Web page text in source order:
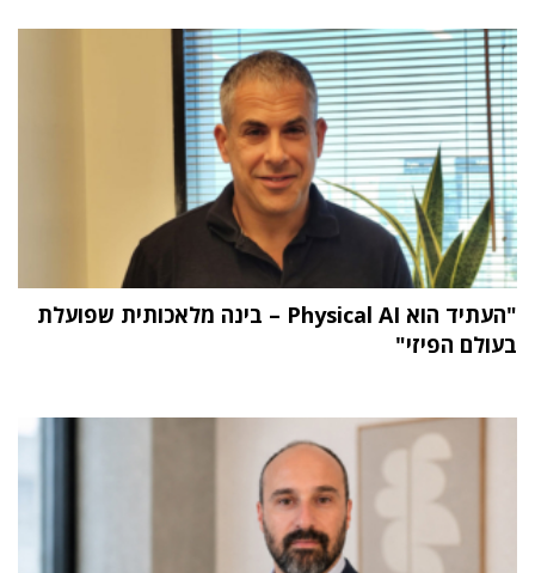
"העתיד הוא Physical AI – בינה מלאכותית שפועלת
בעולם הפיזי"